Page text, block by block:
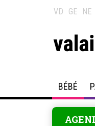
VD GE NE
BÉBÉ